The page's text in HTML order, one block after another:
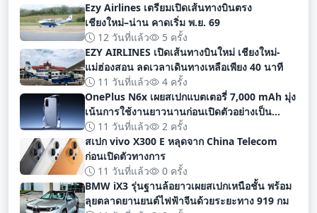
Ezy Airlines เตรียมเปิดเส้นทางบินตรง
เชียงใหม่–น่าน คาดเริ่ม พ.ย. 69
12 วันที่แล้ว
5 ครั้ง
EZY AIRLINES เปิดเส้นทางบินใหม่ เชียงใหม่-
แม่ฮ่องสอน ลดเวลาเดินทางเหลือเพียง 40 นาที
11 วันที่แล้ว
4 ครั้ง
OnePlus N6x เผยสเปกแบตเตอรี่ 7,000 mAh มุ่ง
เน้นการใช้งานยาวนานก่อนเปิดตัวอย่างเป็น
ทางการ
11 วันที่แล้ว
2 ครั้ง
สเปก vivo X300 E หลุดจาก China Telecom
ก่อนเปิดตัวทางการ
11 วันที่แล้ว
0 ครั้ง
BMW iX3 รุ่นฐานล้อยาวเผยสเปกเหนือชั้น พร้อม
ลุยตลาดยานยนต์ไฟฟ้าจีนด้วยระยะทาง 919 กม